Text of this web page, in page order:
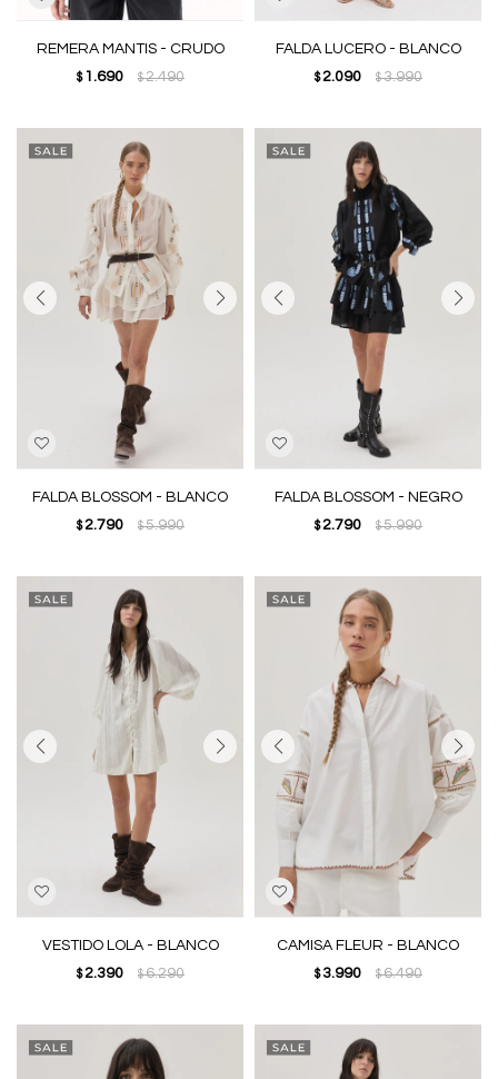
REMERA MANTIS - CRUDO
$ 1.690 $2.490
FALDA LUCERO - BLANCO
$ 2.090 $3.990
FALDA BLOSSOM - BLANCO
$ 2.790 $5.990
FALDA BLOSSOM - NEGRO
$ 2.790 $5.990
VESTIDO LOLA - BLANCO
$ 2.390 $6.290
CAMISA FLEUR - BLANCO
$ 3.990 $6.490